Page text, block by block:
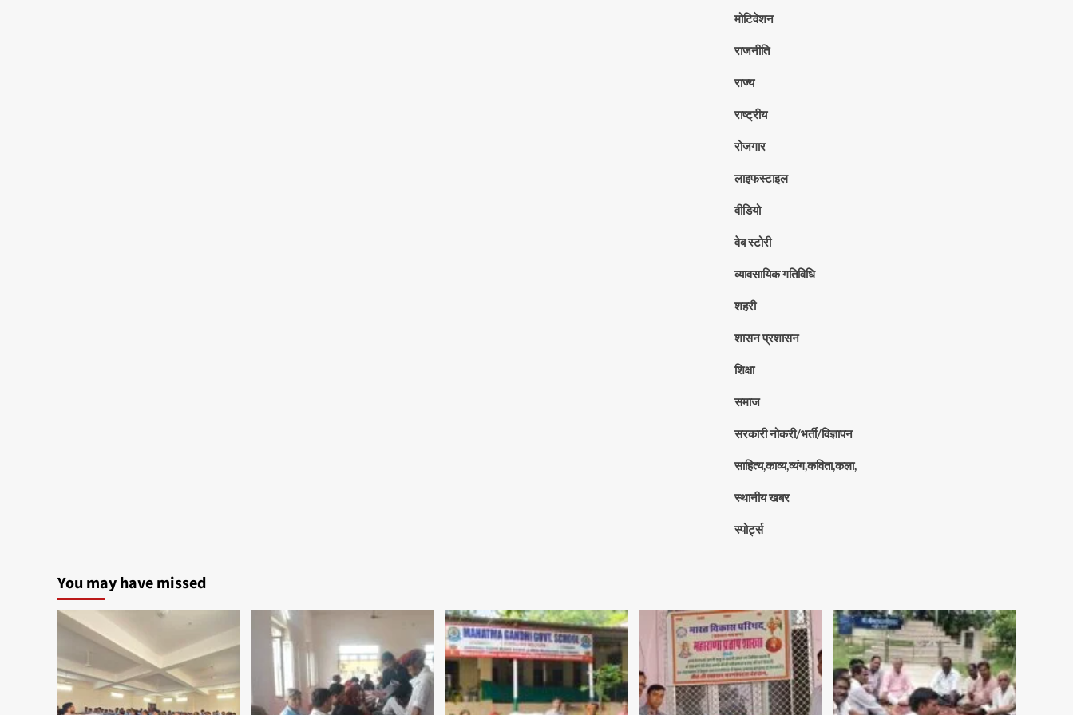
मोटिवेशन
राजनीति
राज्य
राष्ट्रीय
रोजगार
लाइफस्टाइल
वीडियो
वेब स्टोरी
व्यावसायिक गतिविधि
शहरी
शासन प्रशासन
शिक्षा
समाज
सरकारी नोकरी/भर्ती/विज्ञापन
साहित्य,काव्य,व्यंग,कविता,कला,
स्थानीय खबर
स्पोर्ट्स
You may have missed